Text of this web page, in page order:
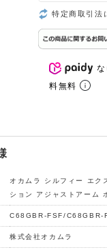
特定商取引法
な
料無料
オカムラ シルフィー エク
ション アジャストアーム
C68GBR-FSF/C68GBR-
株式会社オカムラ